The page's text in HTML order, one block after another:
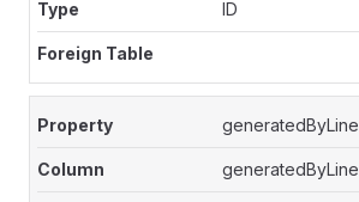
ID
generatedByLine
generatedByLine